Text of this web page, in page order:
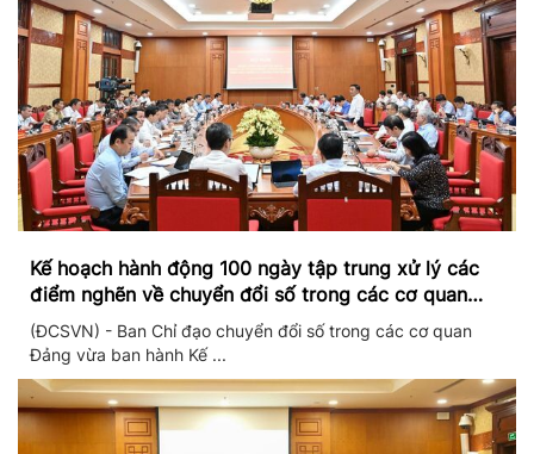
Kế hoạch hành động 100 ngày tập trung xử lý các
điểm nghẽn về chuyển đổi số trong các cơ quan
Đảng
(ĐCSVN) - Ban Chỉ đạo chuyển đổi số trong các cơ quan
Đảng vừa ban hành Kế ...